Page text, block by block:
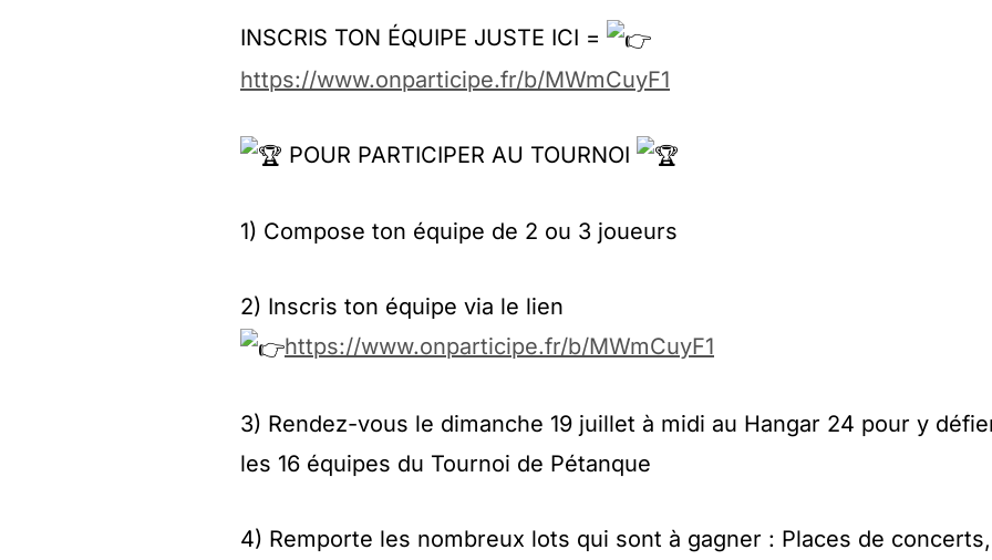
INSCRIS TON ÉQUIPE JUSTE ICI =
https://www.onparticipe.fr/b/MWmCuyF1
POUR PARTICIPER AU TOURNOI
1) Compose ton équipe de 2 ou 3 joueurs
2) Inscris ton équipe via le lien
https://www.onparticipe.fr/b/MWmCuyF1
3) Rendez-vous le dimanche 19 juillet à midi au Hangar 24 pour y
les 16 équipes du Tournoi de Pétanque
4) Remporte les nombreux lots qui sont à gagner : Places de concerts,